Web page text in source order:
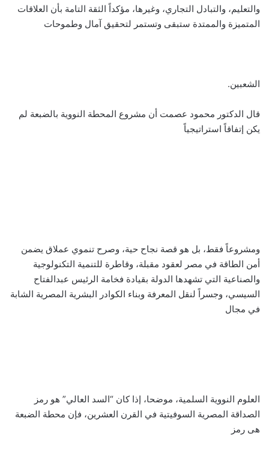
والتعليم، والتبادل التجاري، وغيرها، مؤكداً الثقة التامة بأن العلاقات
المتميزة والممتدة ستبقى وتستمر لتحقيق آمال وطموحات
الشعبين.
قال الدكتور محمود عصمت أن مشروع المحطة النووية بالضبعة لم
يكن إتفاقاً استراتيجياً
ومشروعاً فقط، بل هو قصة نجاح حية، وصرح تنموي عملاق يضمن
أمن الطاقة في مصر لعقود مقبلة، وقاطرة للتنمية التكنولوجية
والصناعية التي تشهدها الدولة بقيادة فخامة الرئيس عبدالفتاح
السيسي، وجسراً لنقل المعرفة وبناء الكوادر البشرية المصرية الشابة
في مجال
العلوم النووية السلمية، موضحا، إذا كان “السد العالي” هو رمز
الصداقة المصرية السوفيتية في القرن العشرين، فإن محطة الضبعة
هى رمز